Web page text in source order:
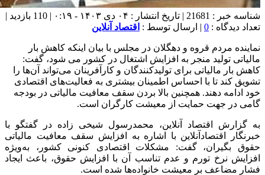
شناسه خبر : 21681 | تاریخ انتشار : ۰۴ دی ۱۴۰۳ - ۰:۱۹ | 110 بازدید |
تعداد دیدگاه : 0 | ارسال توسط : اقتصاد آنلاین
نماینده مردم قروه و دهگلان در مجلس با بیان اینکه کاهش بار
مالیاتی تولید منجر به افزایش اشتغال در کشور می شود، گفت:
کاهش بار مالیاتی برای تولیدکنندگان و کارآفرینان می‌تواند آن‌ها را
تشویق کند تا با احساس اطمینان بیشتری به فعالیت‌های اقتصادی
خود ادامه دهند. همچنین بالا بردن سقف معافیت مالیاتی در بودجه
گامی در جهت حمایت از معیشت کارگران است.
به گزارش اقتصاد آنلاین، محمدرسول شیخی زاده در گفتگو با
خبرنگار اقتصادآنلاین با اشاره به افزایش سقف معافیت مالیاتی
حقوق بگیران، گفت: مشکلات اقتصادی کنونی کشور، به‌ویژه
افزایش نرخ تورم و عدم تناسب آن با افزایش حقوق، باعث ایجاد
فشار مضاعف بر معیشت خانواده‌ها شده است.